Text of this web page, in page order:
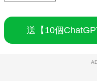
送【10個